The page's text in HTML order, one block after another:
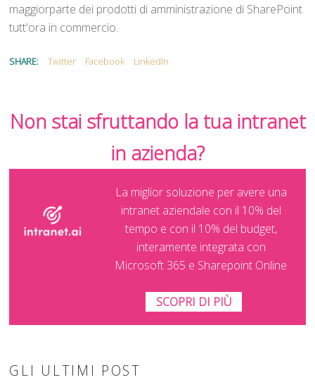
maggiorparte dei prodotti di amministrazione di SharePoint
tutt'ora in commercio.
SHARE: Twitter Facebook LinkedIn
Non stai sfruttando la tua intranet
in azienda?
La miglior soluzione per avere una
intranet aziendale con il 10% del
tempo e con il 10% del budget,
interamente integrata con
Microsoft 365 e Sharepoint Online
SCOPRI DI PIÙ
GLI ULTIMI POST